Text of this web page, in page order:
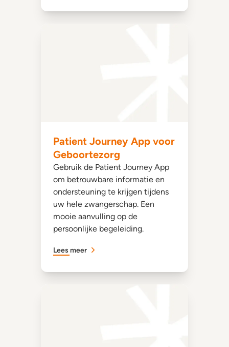
Patient Journey App voor
Geboortezorg
Gebruik de Patient Journey App
om betrouwbare informatie en
ondersteuning te krijgen tijdens
uw hele zwangerschap. Een
mooie aanvulling op de
persoonlijke begeleiding.
Lees meer